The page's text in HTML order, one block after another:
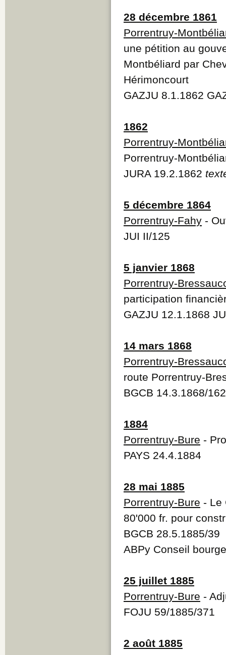
28 décembre 1861
Porrentruy-
une pétition au
Montbéliard par
Hérimoncourt
GAZJU 8.1.1862
1862
Porrentruy-
Porrentruy-
JURA 19.2.1862
5 décembre 1864
Porrentruy-Fahy -
JUI II/125
5 janvier 1868
Porrentruy-
participation
GAZJU 12.1.1868
14 mars 1868
Porrentruy-
route Porrentruy-
BGCB 14.3.1868/162
1884
Porrentruy-Bure -
PAYS 24.4.1884
28 mai 1885
Porrentruy-Bure - Le
80'000 fr. pour
BGCB 28.5.1885/39
ABPy Conseil
25 juillet 1885
Porrentruy-Bure -
FOJU 59/1885/371
2 août 1885